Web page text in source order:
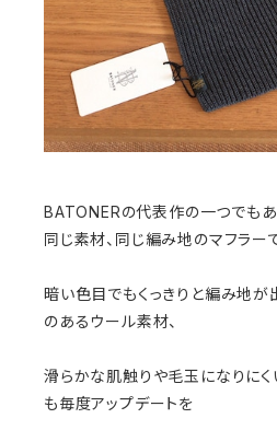
BATONERの代表作の一つでもあ
同じ素材、同じ編み地のマフラーで
暗い色目でもくっきりと編み地
のあるウール素材、
滑らかな肌触りや毛玉になりにく
も毎度アップデートを